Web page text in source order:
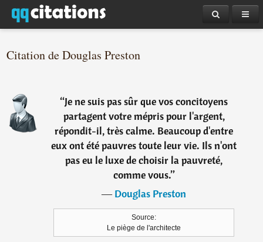
Citation de Douglas Preston
“Je ne suis pas sûr que vos concitoyens
partagent votre mépris pour l'argent,
répondit-il, très calme. Beaucoup d'entre
eux ont été pauvres toute leur vie. Ils n'ont
pas eu le luxe de choisir la pauvreté,
comme vous.”
―Douglas Preston
Source:
Le piège de l'architecte